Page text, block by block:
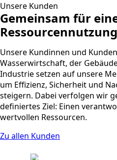
Unsere Kunden
Gemeinsam für
Ressourcennutzung
Unsere Kundinnen und
Wasserwirtschaft, der
Industrie setzen auf unsere
um Effizienz, Sicherheit und
steigern. Dabei verfolgen wir
definiertes Ziel: Einen
wertvollen Ressourcen.
Zu allen Kunden